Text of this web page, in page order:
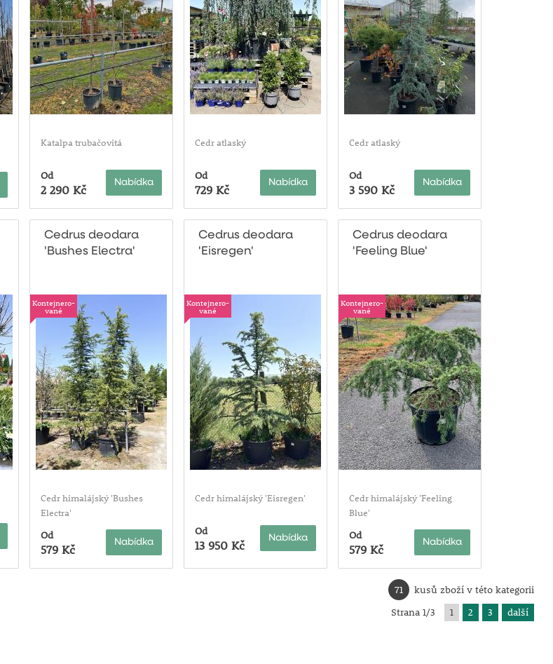
Katalpa trubačovitá
Od
2 290 Kč Nabídka
Cedr atlaský
Od
729 Kč Nabídka
Cedr atlaský
Od
3 590 Kč Nabídka
Cedrus deodara
'Bushes Electra'
Kontejnero-
vané
Cedr himalájský 'Bushes
Electra'
Od
579 Kč Nabídka
Cedrus deodara
'Eisregen'
Kontejnero-
vané
Cedr himalájský 'Eisregen'
Od
13 950 Kč Nabídka
Cedrus deodara
'Feeling Blue'
Kontejnero-
vané
Cedr himalájský 'Feeling
Blue'
Od
579 Kč Nabídka
71
kusů zboží v této kategorii
Strana 1/3
1 2 3 další